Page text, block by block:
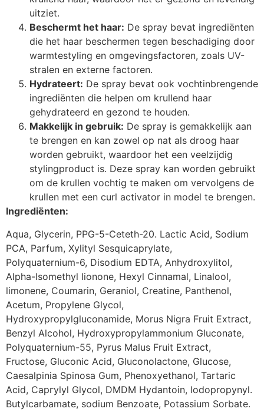
uitziet.
Beschermt het haar: De spray bevat ingrediënten
die het haar beschermen tegen beschadiging door
warmtestyling en omgevingsfactoren, zoals UV-
stralen en externe factoren.
Hydrateert: De spray bevat ook vochtinbrengende
ingrediënten die helpen om krullend haar
gehydrateerd en gezond te houden.
Makkelijk in gebruik: De spray is gemakkelijk aan
te brengen en kan zowel op nat als droog haar
worden gebruikt, waardoor het een veelzijdig
stylingproduct is. Deze spray kan worden gebruikt
om de krullen vochtig te maken om vervolgens de
krullen met een curl activator in model te brengen.
Ingrediënten:
Aqua, Glycerin, PPG-5-Ceteth-20. Lactic Acid, Sodium
PCA, Parfum, Xylityl Sesquicaprylate,
Polyquaternium-6, Disodium EDTA, Anhydroxylitol,
Alpha-Isomethyl lionone, Hexyl Cinnamal, Linalool,
limonene, Coumarin, Geraniol, Creatine, Panthenol,
Acetum, Propylene Glycol,
Hydroxypropylgluconamide, Morus Nigra Fruit Extract,
Benzyl Alcohol, Hydroxypropylammonium Gluconate,
Polyquaternium-55, Pyrus Malus Fruit Extract,
Fructose, Gluconic Acid, Gluconolactone, Glucose,
Caesalpinia Spinosa Gum, Phenoxyethanol, Tartaric
Acid, Саргуlyl Glycol, DMDM Hydantoin, lodopropynyl.
Butylcarbamate, sodium Benzoate, Potassium Sorbate.